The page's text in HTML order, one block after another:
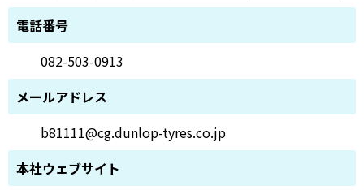
電話番号
082-503-0913
メールアドレス
b81111@cg.dunlop-tyres.co.jp
本社ウェブサイト